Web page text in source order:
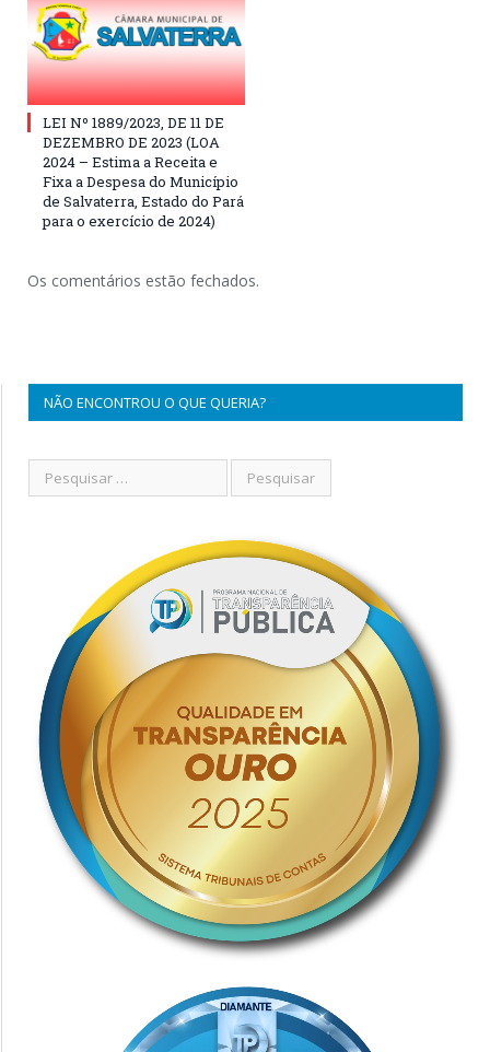
LEI Nº 1889/2023, DE 11 DE
DEZEMBRO DE 2023 (LOA
2024 – Estima a Receita e
Fixa a Despesa do Município
de Salvaterra, Estado do Pará
para o exercício de 2024)
Os comentários estão fechados.
NÃO ENCONTROU O QUE QUERIA?